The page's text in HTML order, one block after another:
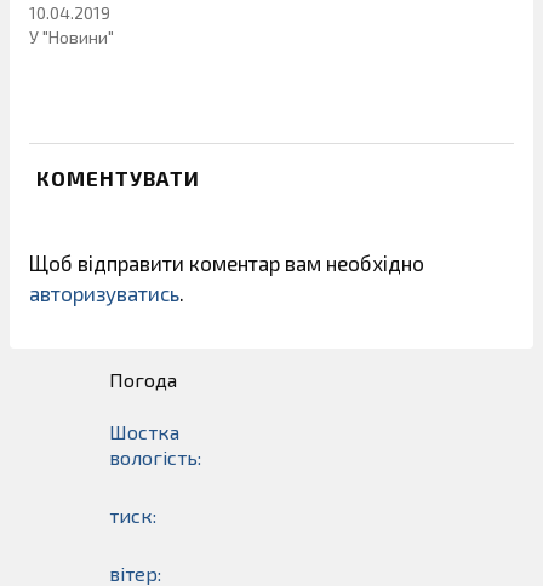
10.04.2019
У "Новини"
КОМЕНТУВАТИ
Щоб відправити коментар вам необхідно
авторизуватись.
Погода
Шостка
вологість:
тиск:
вітер: